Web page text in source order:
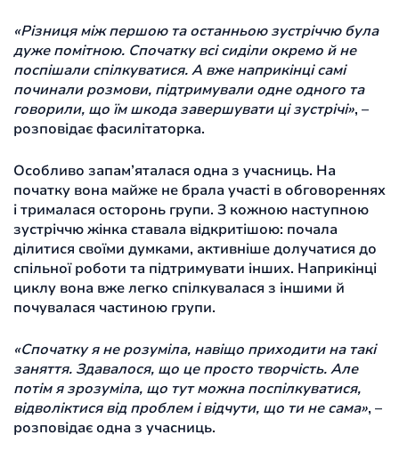
«Різниця між першою та останньою зустріччю була
дуже помітною. Спочатку всі сиділи окремо й не
поспішали спілкуватися. А вже наприкінці самі
починали розмови, підтримували одне одного та
говорили, що їм шкода завершувати ці зустрічі», –
розповідає фасилітаторка.
Особливо запам’яталася одна з учасниць. На
початку вона майже не брала участі в обговореннях
і трималася осторонь групи. З кожною наступною
зустріччю жінка ставала відкритішою: почала
ділитися своїми думками, активніше долучатися до
спільної роботи та підтримувати інших. Наприкінці
циклу вона вже легко спілкувалася з іншими й
почувалася частиною групи.
«Спочатку я не розуміла, навіщо приходити на такі
заняття. Здавалося, що це просто творчість. Але
потім я зрозуміла, що тут можна поспілкуватися,
відволіктися від проблем і відчути, що ти не сама», –
розповідає одна з учасниць.